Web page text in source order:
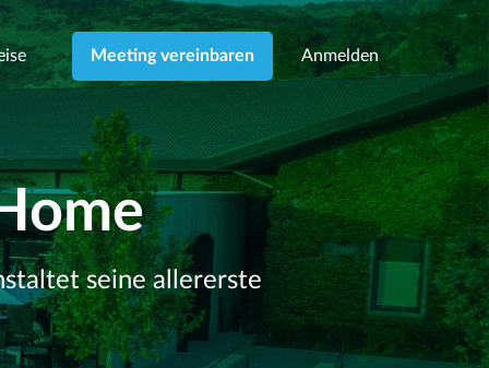
Meeting vereinbaren Anmelden
seine allererste